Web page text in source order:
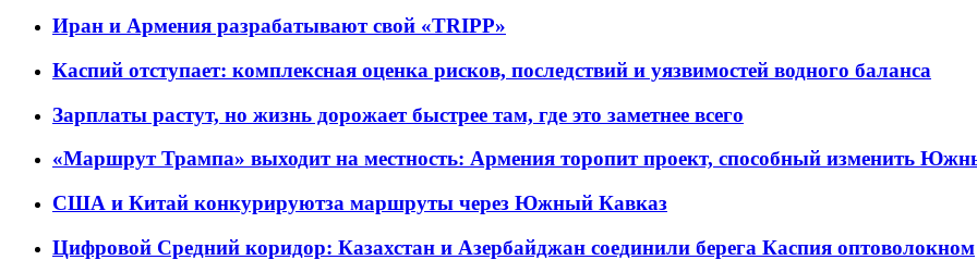
Иран и Армения разрабатывают свой «TRIPP»
Каспий отступает: комплексная оценка рисков, последствий и уязвимостей водного баланса
Зарплаты растут, но жизнь дорожает быстрее там, где это заметнее всего
«Маршрут Трампа» выходит на местность: Армения торопит проект, способный изменить
США и Китай конкурируютза маршруты через Южный Кавказ
Цифровой Средний коридор: Казахстан и Азербайджан соединили берега Каспия оптоволокном